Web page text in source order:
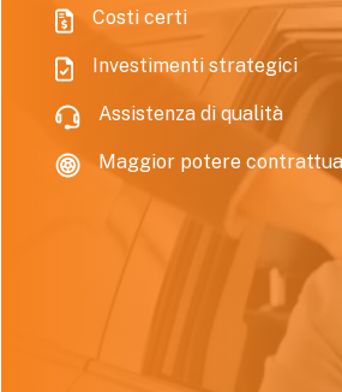
Costi certi
Investimenti strategici
Assistenza di qualità
Maggior potere